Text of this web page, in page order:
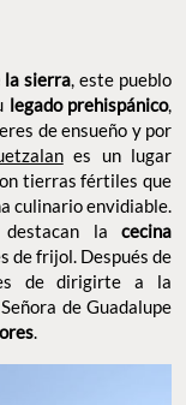
la sierra , este pueblo
legado prehispánico,
de ensueño y por
es un lugar
tierras fértiles que
culinario envidiable.
la cecina
de frijol. Después de
de dirigirte a la
de Guadalupe